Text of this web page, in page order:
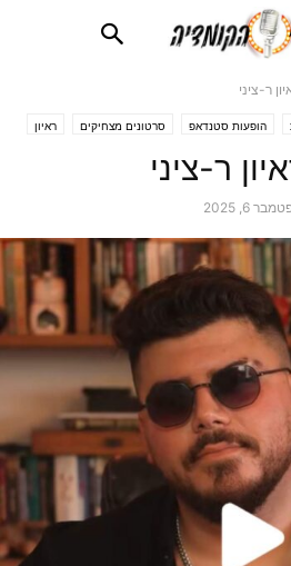
ר-ציני
הופעות סטנדאפ סרטונים מצחיקים ראיון
ר-ציני
6, 2025